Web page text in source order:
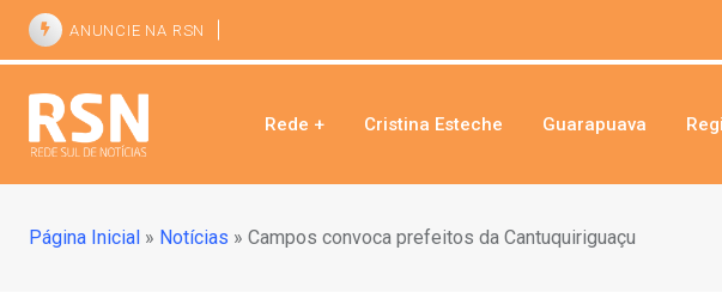
ANUNCIE NA RSN
Rede + Cristina Esteche Guarapuava
Página Inicial » Notícias » Campos convoca prefeitos da Cantuquiriguaçu